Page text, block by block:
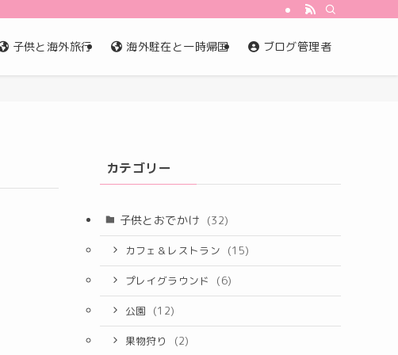
子供と海外旅行 海外駐在と一時帰国 ブログ管理者
カテゴリー
子供とおでかけ (32)
カフェ＆レストラン (15)
プレイグラウンド (6)
公園 (12)
果物狩り (2)